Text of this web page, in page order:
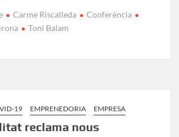
ail m
ar
Carme Riscalleda
Conferència
Toni Balam
19 EMPRENEDORIA EMPRESA
reclama nous